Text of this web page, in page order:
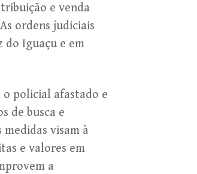
e venda
ordens judiciais
do Iguaçu e em
policial afastado e
de busca e
medidas visam à
e valores em
a